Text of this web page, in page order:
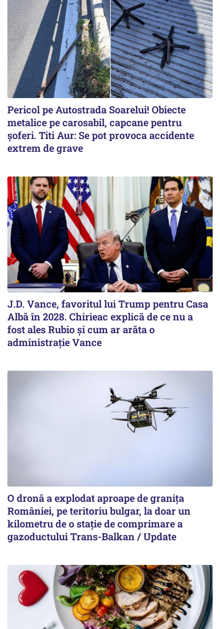
Pericol pe Autostrada Soarelui! Obiecte
metalice pe carosabil, capcane pentru
șoferi. Titi Aur: Se pot provoca accidente
extrem de grave
J.D. Vance, favoritul lui Trump pentru Casa
Albă în 2028. Chirieac explică de ce nu a
fost ales Rubio și cum ar arăta o
administrație Vance
O dronă a explodat aproape de granița
României, pe teritoriu bulgar, la doar un
kilometru de o stație de comprimare a
gazoductului Trans-Balkan / Update